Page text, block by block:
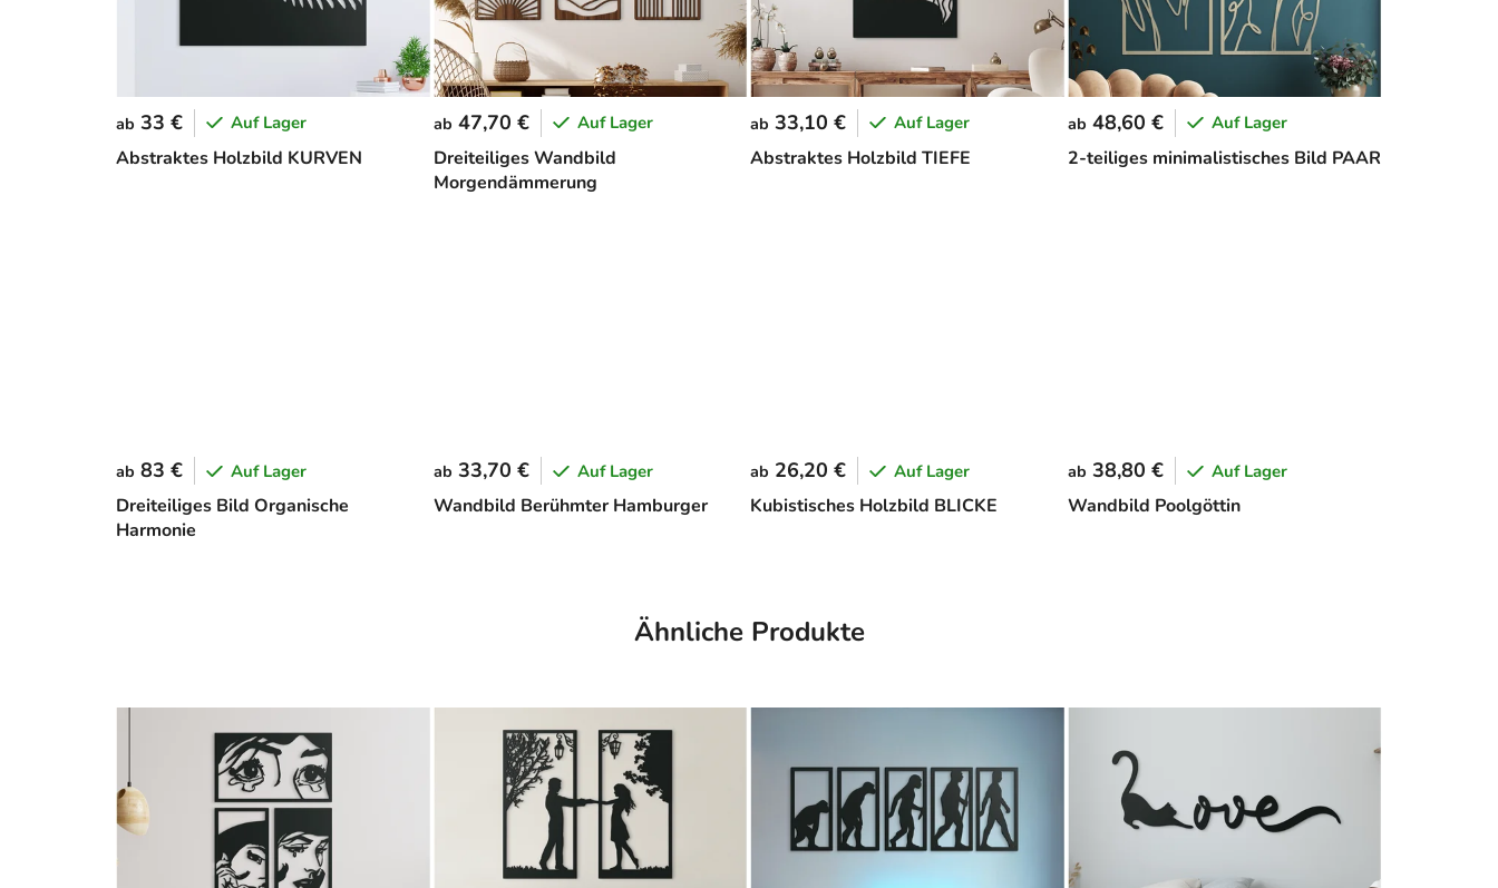
Abstraktes Holzbild KURVEN
ab 33 € Auf Lager
Dreiteiliges Wandbild
Morgendämmerung
ab 47,70 € Auf Lager
Abstraktes Holzbild TIEFE
ab 33,10 € Auf Lager
2-teiliges minimalistisches Bild PAAR
ab 48,60 € Auf Lager
Dreiteiliges Bild Organische
Harmonie
ab 83 € Auf Lager
Wandbild Berühmter Hamburger
ab 33,70 € Auf Lager
Kubistisches Holzbild BLICKE
ab 26,20 € Auf Lager
Wandbild Poolgöttin
ab 38,80 € Auf Lager
Ähnliche Produkte